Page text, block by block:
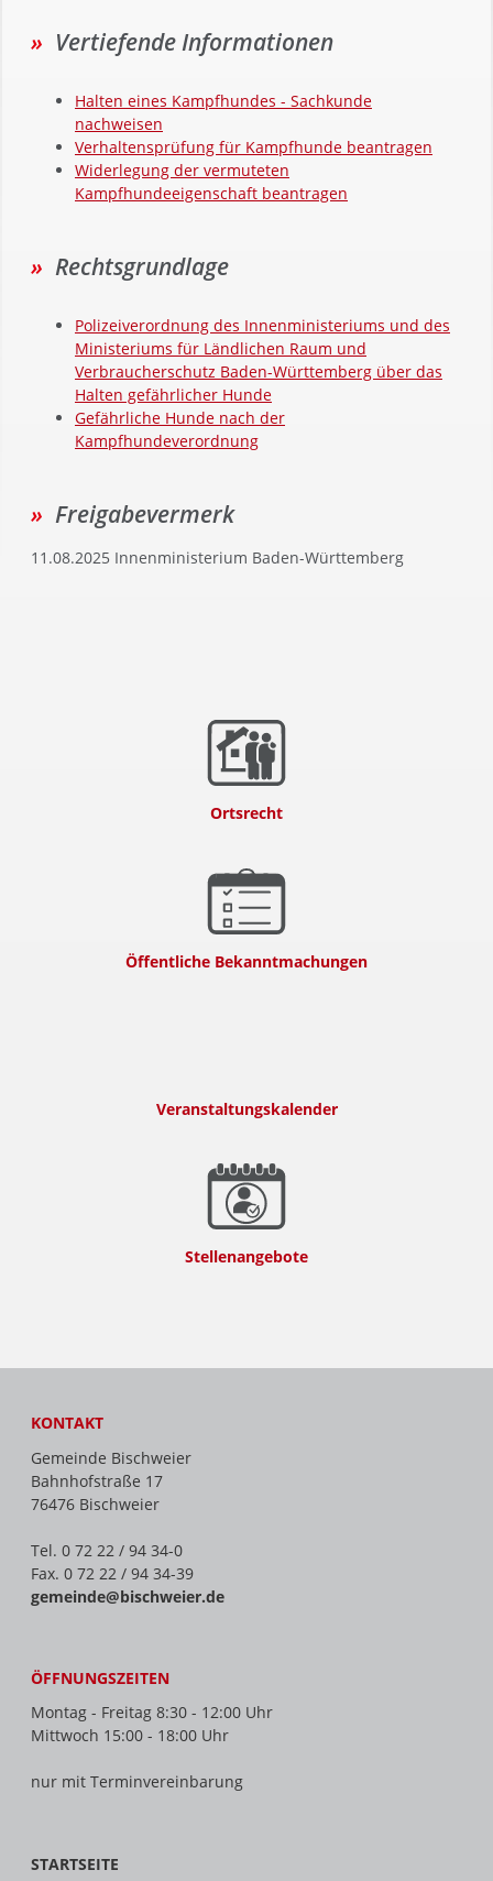
Vertiefende Informationen
Halten eines Kampfhundes - Sachkunde
nachweisen
Verhaltensprüfung für Kampfhunde beantragen
Widerlegung der vermuteten
Kampfhundeeigenschaft beantragen
Rechtsgrundlage
Polizeiverordnung des Innenministeriums und des
Ministeriums für Ländlichen Raum und
Verbraucherschutz Baden-Württemberg über das
Halten gefährlicher Hunde
Gefährliche Hunde nach der
Kampfhundeverordnung
Freigabevermerk
11.08.2025 Innenministerium Baden-Württemberg
Ortsrecht
Öffentliche Bekanntmachungen
Veranstaltungskalender
Stellenangebote
KONTAKT
Gemeinde Bischweier
Bahnhofstraße 17
76476 Bischweier
Tel. 0 72 22 / 94 34-0
Fax. 0 72 22 / 94 34-39
gemeinde@bischweier.de
ÖFFNUNGSZEITEN
Montag - Freitag 8:30 - 12:00 Uhr
Mittwoch 15:00 - 18:00 Uhr
nur mit Terminvereinbarung
STARTSEITE